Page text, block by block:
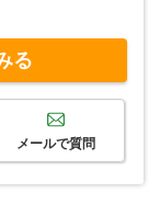
る
メールで質問